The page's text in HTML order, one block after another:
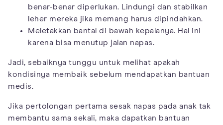
benar-benar diperlukan. Lindungi dan stabilkan
leher mereka jika memang harus dipindahkan.
Meletakkan bantal di bawah kepalanya. Hal ini
karena bisa menutup jalan napas.
Jadi, sebaiknya tunggu untuk melihat apakah
kondisinya membaik sebelum mendapatkan bantuan
medis.
Jika pertolongan pertama sesak napas pada anak tak
membantu sama sekali, maka dapatkan bantuan